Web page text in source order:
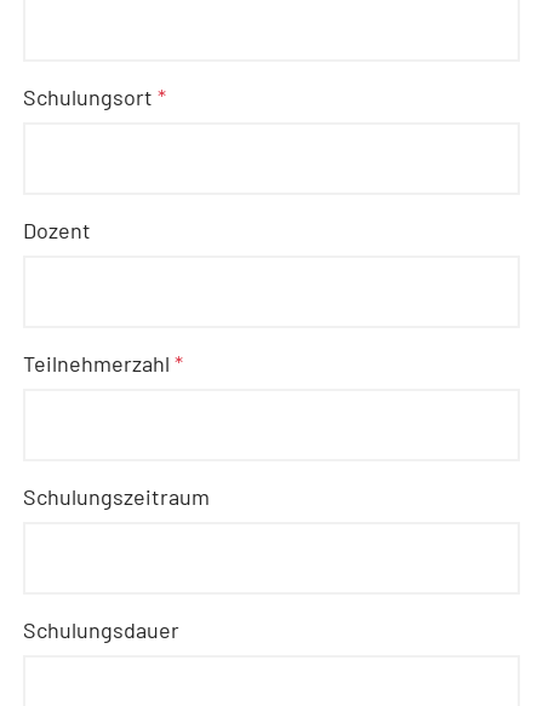
Schulungsort*
Dozent
Teilnehmerzahl*
Schulungszeitraum
Schulungsdauer